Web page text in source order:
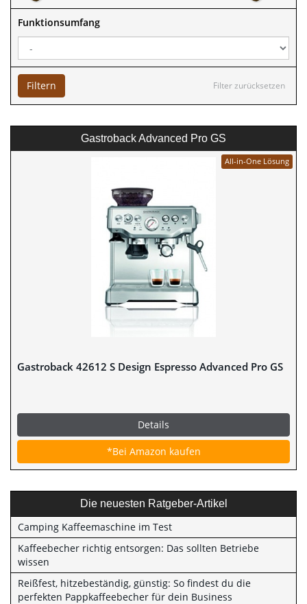
Funktionsumfang
Filter zurücksetzen
Filtern
Gastroback Advanced Pro GS
All-in-One Lösung
Gastroback 42612 S Design Espresso Advanced Pro GS
Details
*Bei Amazon kaufen
Die neuesten Ratgeber-Artikel
Camping Kaffeemaschine im Test
Kaffeebecher richtig entsorgen: Das sollten Betriebe
wissen
Reißfest, hitzebeständig, günstig: So findest du die
perfekten Pappkaffeebecher für dein Business